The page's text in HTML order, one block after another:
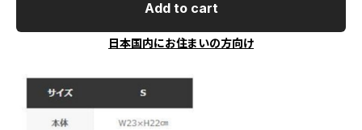
Add to cart
日本国内にお住まいの方向け